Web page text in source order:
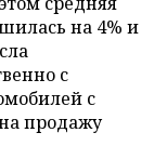
на 4% и
с
с
продажу